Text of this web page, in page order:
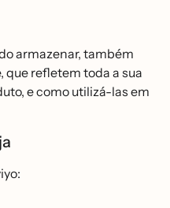
armazenar, também
que refletem toda a sua
e como utilizá-las em